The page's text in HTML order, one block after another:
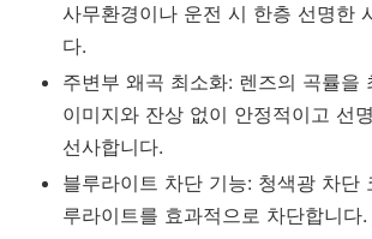
사무환경이나 운전 시 한층 선명한
다.
주변부 왜곡 최소화: 렌즈의 곡률을
이미지와 잔상 없이 안정적이고 선
선사합니다.
블루라이트 차단 기능: 청색광 차단
루라이트를 효과적으로 차단합니다